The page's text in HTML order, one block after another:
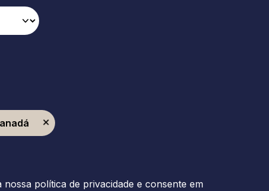
política de privacidade e consente em